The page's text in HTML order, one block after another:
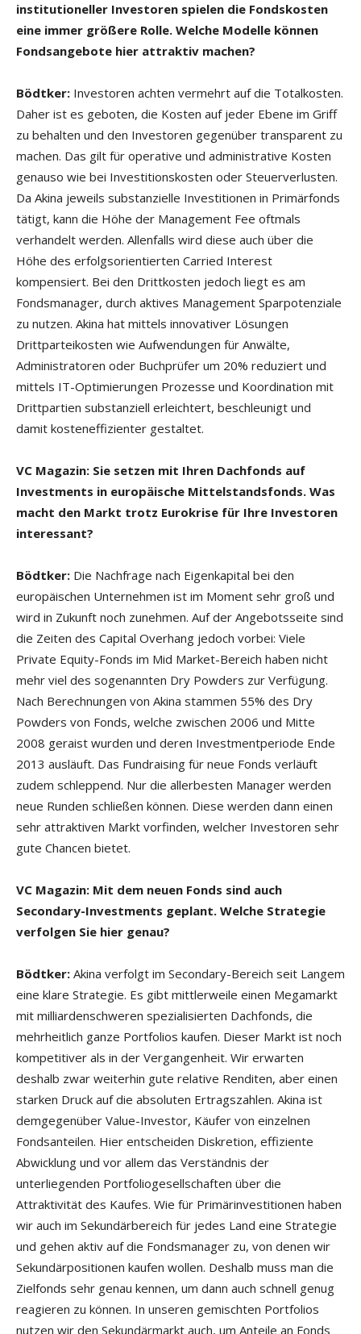
institutioneller Investoren spielen die Fondskosten
eine immer größere Rolle. Welche Modelle können
Fondsangebote hier attraktiv machen?
Bödtker: Investoren achten vermehrt auf die Totalkosten.
Daher ist es geboten, die Kosten auf jeder Ebene im Griff
zu behalten und den Investoren gegenüber transparent zu
machen. Das gilt für operative und administrative Kosten
genauso wie bei Investitionskosten oder Steuerverlusten.
Da Akina jeweils substanzielle Investitionen in Primärfonds
tätigt, kann die Höhe der Management Fee oftmals
verhandelt werden. Allenfalls wird diese auch über die
Höhe des erfolgsorientierten Carried Interest
kompensiert. Bei den Drittkosten jedoch liegt es am
Fondsmanager, durch aktives Management Sparpotenziale
zu nutzen. Akina hat mittels innovativer Lösungen
Drittparteikosten wie Aufwendungen für Anwälte,
Administratoren oder Buchprüfer um 20% reduziert und
mittels IT-Optimierungen Prozesse und Koordination mit
Drittpartien substanziell erleichtert, beschleunigt und
damit kosteneffizienter gestaltet.
VC Magazin: Sie setzen mit Ihren Dachfonds auf
Investments in europäische Mittelstandsfonds. Was
macht den Markt trotz Eurokrise für Ihre Investoren
interessant?
Bödtker: Die Nachfrage nach Eigenkapital bei den
europäischen Unternehmen ist im Moment sehr groß und
wird in Zukunft noch zunehmen. Auf der Angebotsseite sind
die Zeiten des Capital Overhang jedoch vorbei: Viele
Private Equity-Fonds im Mid Market-Bereich haben nicht
mehr viel des sogenannten Dry Powders zur Verfügung.
Nach Berechnungen von Akina stammen 55% des Dry
Powders von Fonds, welche zwischen 2006 und Mitte
2008 geraist wurden und deren Investmentperiode Ende
2013 ausläuft. Das Fundraising für neue Fonds verläuft
zudem schleppend. Nur die allerbesten Manager werden
neue Runden schließen können. Diese werden dann einen
sehr attraktiven Markt vorfinden, welcher Investoren sehr
gute Chancen bietet.
VC Magazin: Mit dem neuen Fonds sind auch
Secondary-Investments geplant. Welche Strategie
verfolgen Sie hier genau?
Bödtker: Akina verfolgt im Secondary-Bereich seit Langem
eine klare Strategie. Es gibt mittlerweile einen Megamarkt
mit milliardenschweren spezialisierten Dachfonds, die
mehrheitlich ganze Portfolios kaufen. Dieser Markt ist noch
kompetitiver als in der Vergangenheit. Wir erwarten
deshalb zwar weiterhin gute relative Renditen, aber einen
starken Druck auf die absoluten Ertragszahlen. Akina ist
demgegenüber Value-Investor, Käufer von einzelnen
Fondsanteilen. Hier entscheiden Diskretion, effiziente
Abwicklung und vor allem das Verständnis der
unterliegenden Portfoliogesellschaften über die
Attraktivität des Kaufes. Wie für Primärinvestitionen haben
wir auch im Sekundärbereich für jedes Land eine Strategie
und gehen aktiv auf die Fondsmanager zu, von denen wir
Sekundärpositionen kaufen wollen. Deshalb muss man die
Zielfonds sehr genau kennen, um dann auch schnell genug
reagieren zu können. In unseren gemischten Portfolios
nutzen wir den Sekundärmarkt auch, um Anteile an Fonds